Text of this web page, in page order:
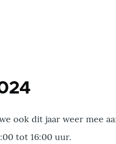
ook dit jaar weer mee
tot 16:00 uur.